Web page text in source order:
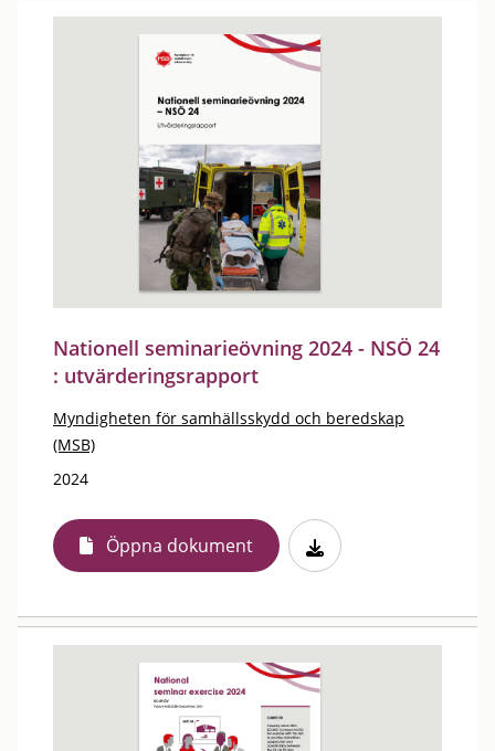
Nationell seminarieövning 2024 - NSÖ 24
: utvärderingsrapport
Myndigheten för samhällsskydd och beredskap
(MSB)
2024
Öppna dokument